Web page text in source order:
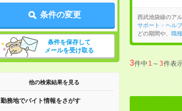
条件の変更
条件を保存して
メールを受け取る
他の検索結果を見る
勤務地でバイト情報をさがす
西武池袋線のア
サポート・ヘル
どの期間や、 職
3件中1～3件表